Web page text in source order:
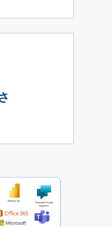
運用負荷を
イズは最小
が可能であ
使いやすさ